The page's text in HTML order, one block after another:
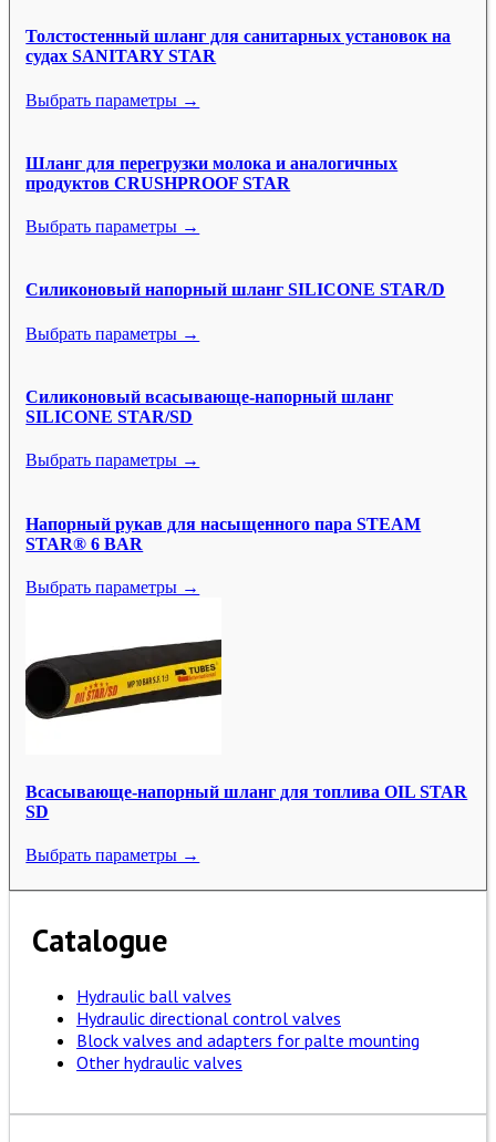
Толстостенный шланг для санитарных установок на
судах SANITARY STAR
Выбрать параметры →
Шланг для перегрузки молока и аналогичных
продуктов CRUSHPROOF STAR
Выбрать параметры →
Силиконовый напорный шланг SILICONE STAR/D
Выбрать параметры →
Силиконовый всасывающе-напорный шланг
SILICONE STAR/SD
Выбрать параметры →
Напорный рукав для насыщенного пара STEAM
STAR® 6 BAR
Выбрать параметры →
Всасывающе-напорный шланг для топлива OIL STAR
SD
Выбрать параметры →
Catalogue
Hydraulic ball valves
Hydraulic directional control valves
Block valves and adapters for palte mounting
Other hydraulic valves